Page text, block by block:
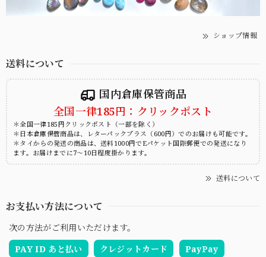
ショップ情報
送料について
国内倉庫保管商品
全国一律185円：クリックポスト
＊全国一律185円クリックポスト（一部を除く）
＊日本倉庫保管商品は、レターパックプラス（600円）でのお届けも可能です。
＊タイからの発送の商品は、送料1000円でEパケット国際郵便での発送になり
ます。お届けまでに7～10日程度掛かります。
送料について
お支払い方法について
次の方法がご利用いただけます。
PAY ID あと払い
クレジットカード PayPay